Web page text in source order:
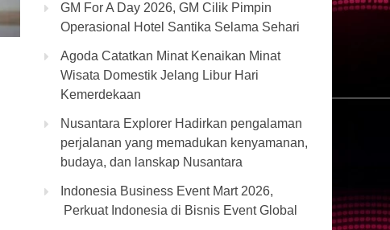
GM For A Day 2026, GM Cilik Pimpin
Operasional Hotel Santika Selama Sehari
Agoda Catatkan Minat Kenaikan Minat
Wisata Domestik Jelang Libur Hari
Kemerdekaan
Nusantara Explorer Hadirkan pengalaman
perjalanan yang memadukan kenyamanan,
budaya, dan lanskap Nusantara
Indonesia Business Event Mart 2026,
Perkuat Indonesia di Bisnis Event Global